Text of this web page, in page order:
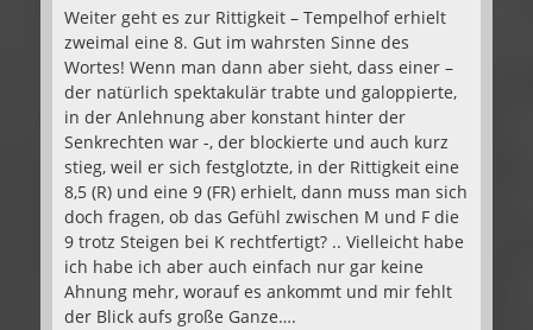
Weiter geht es zur Rittigkeit – Tempelhof erhielt
zweimal eine 8. Gut im wahrsten Sinne des
Wortes! Wenn man dann aber sieht, dass einer –
der natürlich spektakulär trabte und galoppierte,
in der Anlehnung aber konstant hinter der
Senkrechten war -, der blockierte und auch kurz
stieg, weil er sich festglotzte, in der Rittigkeit eine
8,5 (R) und eine 9 (FR) erhielt, dann muss man sich
doch fragen, ob das Gefühl zwischen M und F die
9 trotz Steigen bei K rechtfertigt? .. Vielleicht habe
ich habe ich aber auch einfach nur gar keine
Ahnung mehr, worauf es ankommt und mir fehlt
der Blick aufs große Ganze….